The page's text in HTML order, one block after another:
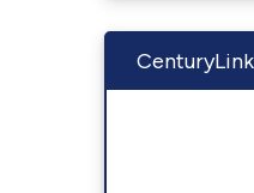
CenturyLink